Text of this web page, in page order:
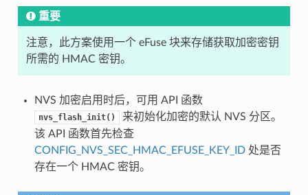
重要
注意，此方案使用一个 eFuse 块来存储获取加密密钥
所需的 HMAC 密钥。
NVS 加密启用时后，可用 API 函数
nvs_flash_init()
来初始化加密的默认 NVS 分区。
该 API 函数首先检查
CONFIG_NVS_SEC_HMAC_EFUSE_KEY_ID处是否
存在一个 HMAC 密钥。